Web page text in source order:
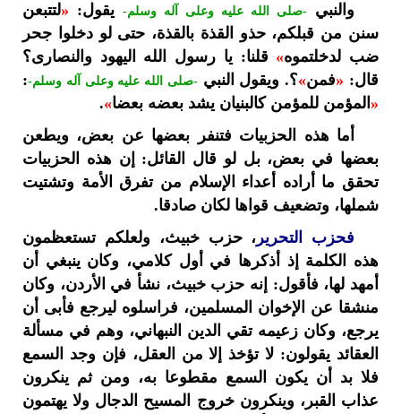
والنبي
-صلى الله عليه وعلى آله وسلم-يقول: «لتتبعن
سنن من قبلكم، حذو القذة بالقذة، حتى لو دخلوا جحر
ضب لدخلتموه» قلنا: يا رسول الله اليهود والنصارى؟
قال: «فمن»؟. ويقول النبي-صلى الله عليه وعلى آله وسلم-:
« المؤمن للمؤمن كالبنيان يشد بعضه بعضا»
.
أما هذه الحزبيات فتنفر بعضها عن بعض، ويطعن
بعضها في بعض، بل لو قال القائل: إن هذه الحزبيات
تحقق ما أراده أعداء الإسلام من تفرق الأمة وتشتيت
شملها، وتضعيف قواها لكان صادقا.
فحزب التحرير ، حزب خبيث، ولعلكم تستعظمون
هذه الكلمة إذ أذكرها في أول كلامي، وكان ينبغي أن
أمهد لها، فأقول: إنه حزب خبيث، نشأ في الأردن، وكان
منشقا عن الإخوان المسلمين، فراسلوه ليرجع فأبى أن
يرجع، وكان زعيمه تقي الدين النبهاني، وهم في مسألة
العقائد يقولون: لا تؤخذ إلا من العقل، فإن وجد السمع
فلا بد أن يكون السمع مقطوعا به، ومن ثم ينكرون
عذاب القبر، وينكرون خروج المسيح الدجال ولا يهتمون